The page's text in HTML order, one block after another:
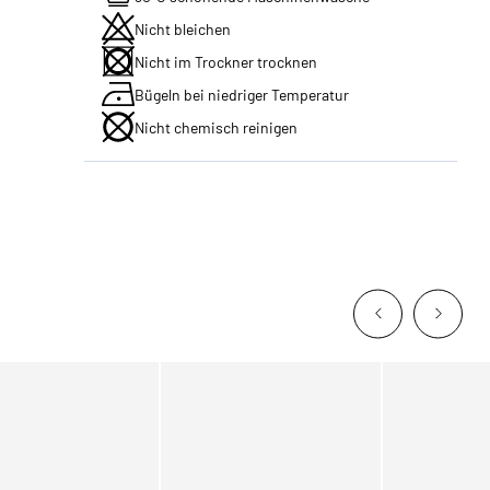
Nicht bleichen
Nicht im Trockner trocknen
Bügeln bei niedriger Temperatur
Nicht chemisch reinigen